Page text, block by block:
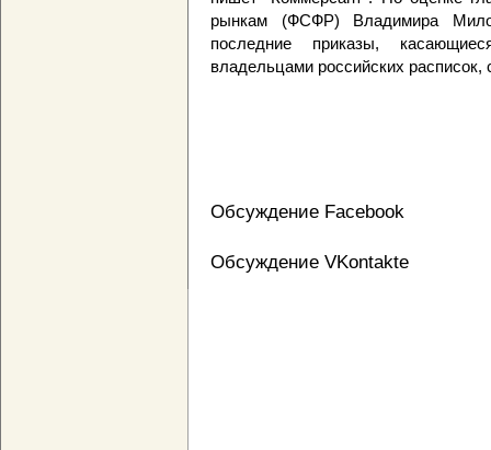
рынкам (ФСФР) Владимира
последние приказы,
владельцами российских
Обсуждение Facebook
Обсуждение VKontakte